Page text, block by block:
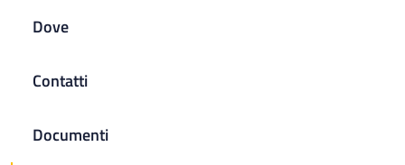
Dove
Contatti
Documenti